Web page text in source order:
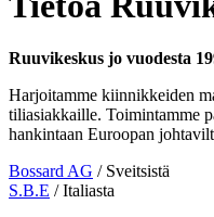
Ruuvikeskus jo vuodesta
Harjoitamme kiinnikkeiden
tiliasiakkaille. Toimintamme
hankintaan Euroopan
Bossard AG / Sveitsistä
S.B.E / Italiasta